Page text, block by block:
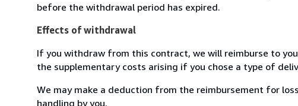
before the withdrawal period has expired.
Effects of withdrawal
If you withdraw from this contract, we will reimburse to
the supplementary costs arising if you chose a type of
We may make a deduction from the reimbursement for
handling by you.